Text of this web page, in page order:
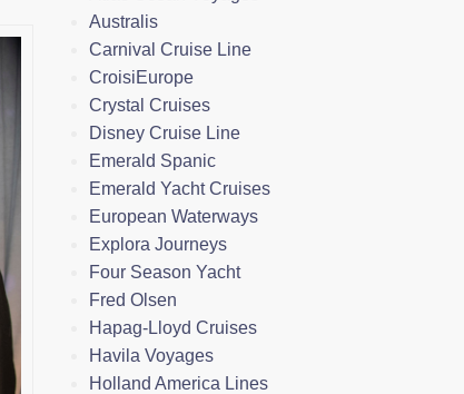
Australis
Carnival Cruise Line
CroisiEurope
Crystal Cruises
Disney Cruise Line
Emerald Spanic
Emerald Yacht Cruises
European Waterways
Explora Journeys
Four Season Yacht
Fred Olsen
Hapag-Lloyd Cruises
Havila Voyages
Holland America Lines